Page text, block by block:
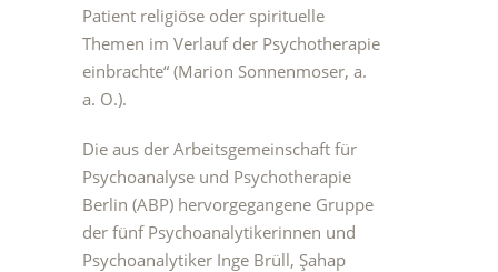
Patient religiöse oder spirituelle
Themen im Verlauf der Psychotherapie
einbrachte“ (Marion Sonnenmoser, a.
a. O.).
Die aus der Arbeitsgemeinschaft für
Psychoanalyse und Psychotherapie
Berlin (ABP) hervorgegangene Gruppe
der fünf Psychoanalytikerinnen und
Psychoanalytiker Inge Brüll, Şahap